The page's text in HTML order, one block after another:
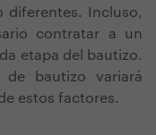
diferentes. Incluso,
contratar a un
etapa del bautizo.
bautizo variará
estos factores.